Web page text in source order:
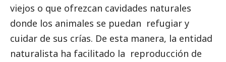
viejos o que ofrezcan cavidades naturales
donde los animales se puedan refugiar y
cuidar de sus crías. De esta manera, la entidad
naturalista ha facilitado la reproducción de